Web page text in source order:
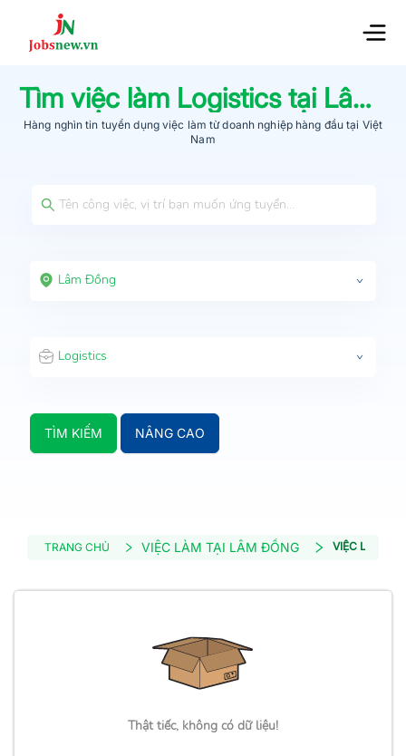
Tìm việc làm Logisticstại Lâm Đồng
Hàng nghìn tin tuyển dụng việc làm từdoanh nghiệp hàng đầu tại Việt
Nam
Lâm Đồng
Logistics
TÌM KIẾM NÂNG CAO
TRANG CHỦ VIỆC LÀM TẠI LÂM ĐỒNG VIỆC LÀM
Thật tiếc, không có dữ liệu!